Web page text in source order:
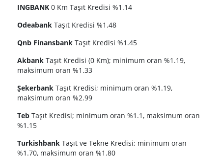
INGBANK 0 Km Taşıt Kredisi %1.14
Odeabank Taşıt Kredisi %1.48
Qnb Finansbank Taşıt Kredisi %1.45
Akbank Taşıt Kredisi (0 Km); minimum oran %1.19,
maksimum oran %1.33
Şekerbank Taşıt Kredisi; minimum oran %1.19,
maksimum oran %2.99
Teb Taşıt Kredisi; minimum oran %1.1, maksimum oran
%1.15
Turkishbank Taşıt ve Tekne Kredisi; minimum oran
%1.70, maksimum oran %1.80